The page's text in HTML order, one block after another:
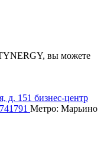
вы можете
д. 151 бизнес-центр
Метро: Марьино